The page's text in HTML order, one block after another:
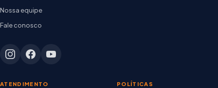
Nossa equipe
Fale conosco
ATENDIMENTO POLÍTICAS